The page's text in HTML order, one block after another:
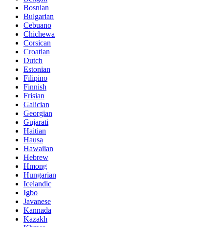
Bosnian
Bulgarian
Cebuano
Chichewa
Corsican
Croatian
Dutch
Estonian
Filipino
Finnish
Frisian
Galician
Georgian
Gujarati
Haitian
Hausa
Hawaiian
Hebrew
Hmong
Hungarian
Icelandic
Igbo
Javanese
Kannada
Kazakh